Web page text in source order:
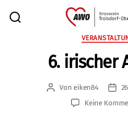
AWO
e.V.
6. irischer
Beitragsautor
Von eiken84
Keine